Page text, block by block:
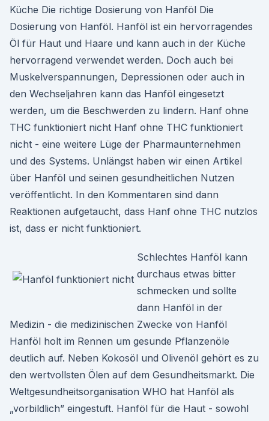
Küche Die richtige Dosierung von Hanföl Die
Dosierung von Hanföl. Hanföl ist ein hervorragendes
Öl für Haut und Haare und kann auch in der Küche
hervorragend verwendet werden. Doch auch bei
Muskelverspannungen, Depressionen oder auch in
den Wechseljahren kann das Hanföl eingesetzt
werden, um die Beschwerden zu lindern. Hanf ohne
THC funktioniert nicht Hanf ohne THC funktioniert
nicht - eine weitere Lüge der Pharmaunternehmen
und des Systems. Unlängst haben wir einen Artikel
über Hanföl und seinen gesundheitlichen Nutzen
veröffentlicht. In den Kommentaren sind dann
Reaktionen aufgetaucht, dass Hanf ohne THC nutzlos
ist, dass er nicht funktioniert.
Schlechtes Hanföl kann
durchaus etwas bitter
schmecken und sollte
dann Hanföl in der
Medizin - die medizinischen Zwecke von Hanföl
Hanföl holt im Rennen um gesunde Pflanzenöle
deutlich auf. Neben Kokosöl und Olivenöl gehört es zu
den wertvollsten Ölen auf dem Gesundheitsmarkt. Die
Weltgesundheitsorganisation WHO hat Hanföl als
„vorbildlich” eingestuft. Hanföl für die Haut - sowohl